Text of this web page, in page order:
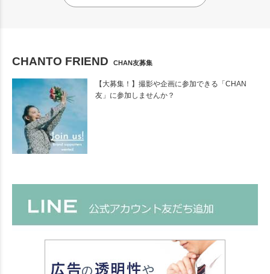
CHANTO FRIEND CHAN友募集
【大募集！】撮影や企画に参加できる「CHAN
友」に参加しませんか？